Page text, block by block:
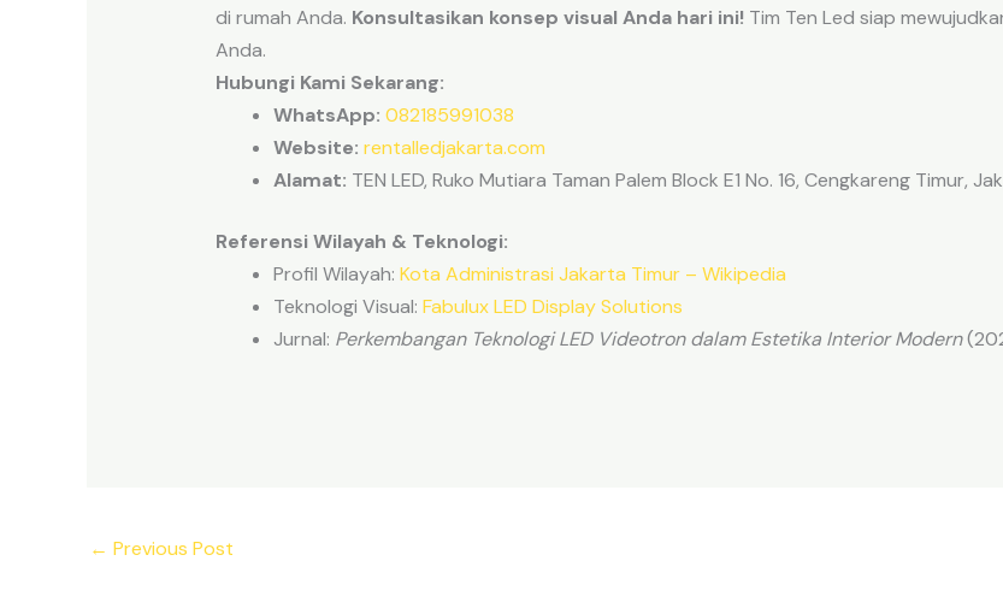
di rumah Anda. Konsultasikan konsep visual Anda hari ini! Tim Ten Led siap
Anda.
Hubungi Kami Sekarang:
WhatsApp: 082185991038
Website: rentalledjakarta.com
Alamat: TEN LED, Ruko Mutiara Taman Palem Block E1 No. 16, Cengkareng Timur,
Referensi Wilayah & Teknologi:
Profil Wilayah: Kota Administrasi Jakarta Timur – Wikipedia
Teknologi Visual: Fabulux LED Display Solutions
Jurnal: Perkembangan Teknologi LED Videotron dalam Estetika Interior Modern
← Previous Post